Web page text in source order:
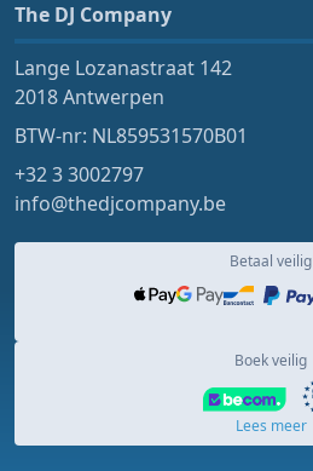
The DJ Company
Lange Lozanastraat 142
2018 Antwerpen
BTW-nr: NL859531570B01
+32 3 3002797
info@thedjcompany.be
Betaal veilig
Boek veilig
Lees meer